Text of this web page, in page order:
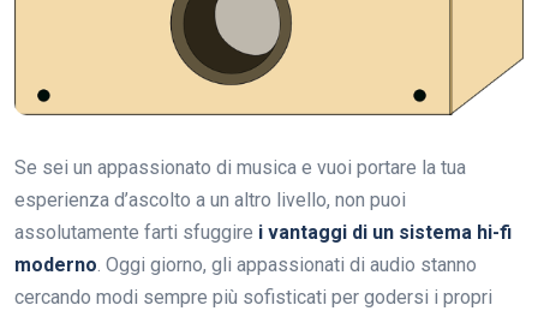
Se sei un appassionato di musica e vuoi portare la tua
esperienza d’ascolto a un altro livello, non puoi
assolutamente farti sfuggire i vantaggi di un sistema hi-fi
moderno. Oggi giorno, gli appassionati di audio stanno
cercando modi sempre più sofisticati per godersi i propri